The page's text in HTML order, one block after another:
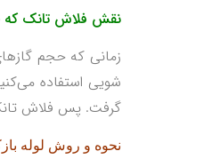
نقش فلاش‌ تانک که
زمانی که حجم
شویی استفاده
گرفت. پس فلاش
نحوه و روش لوله